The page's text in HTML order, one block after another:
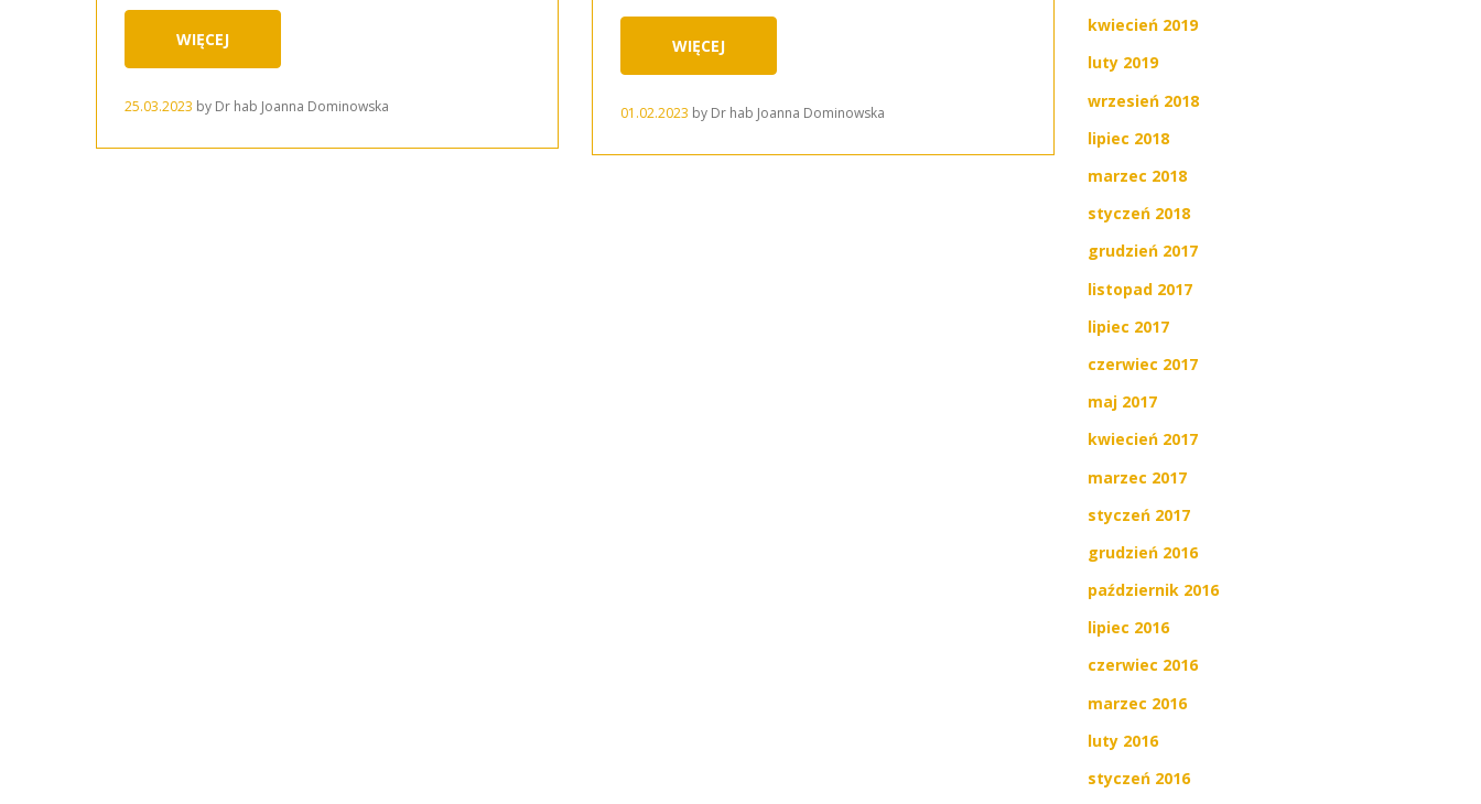
WIĘCEJ
25.03.2023 by Dr hab Joanna Dominowska
WIĘCEJ
01.02.2023 by Dr hab Joanna Dominowska
kwiecień 2019
luty 2019
wrzesień 2018
lipiec 2018
marzec 2018
styczeń 2018
grudzień 2017
listopad 2017
lipiec 2017
czerwiec 2017
maj 2017
kwiecień 2017
marzec 2017
styczeń 2017
grudzień 2016
październik 2016
lipiec 2016
czerwiec 2016
marzec 2016
luty 2016
styczeń 2016